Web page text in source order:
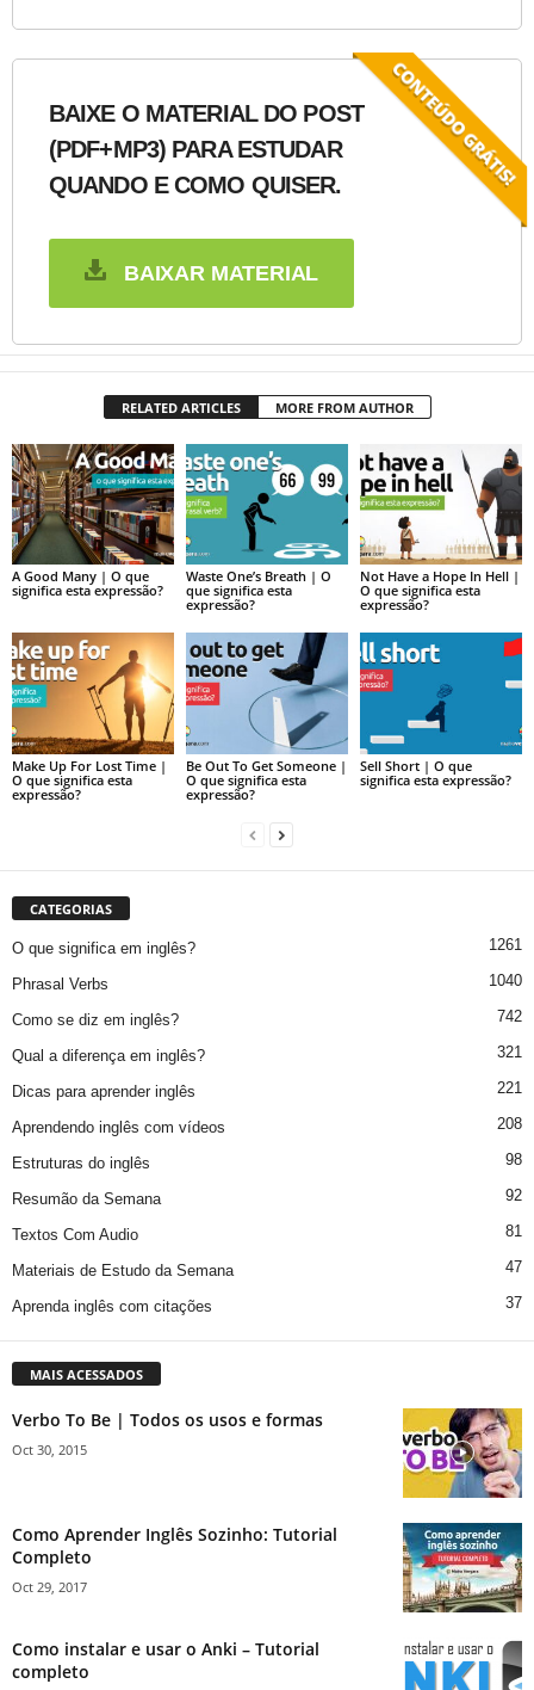
BAIXE O MATERIAL DO POST
(PDF+MP3) PARA ESTUDAR
QUANDO E COMO QUISER.
BAIXAR MATERIAL
RELATED ARTICLES MORE FROM AUTHOR
A Good Many | O que
significa esta expressão?
Waste One’s Breath | O
que significa esta
expressão?
Not Have a Hope In Hell |
O que significa esta
expressão?
Make Up For Lost Time |
O que significa esta
expressão?
Be Out To Get Someone |
O que significa esta
expressão?
Sell Short | O que
significa esta expressão?
CATEGORIAS
O que significa em inglês? 1261
Phrasal Verbs 1040
Como se diz em inglês? 742
Qual a diferença em inglês? 321
Dicas para aprender inglês 221
Aprendendo inglês com vídeos 208
Estruturas do inglês 98
Resumão da Semana 92
Textos Com Audio 81
Materiais de Estudo da Semana 47
Aprenda inglês com citações 37
MAIS ACESSADOS
Verbo To Be | Todos os usos e formas
Oct 30, 2015
Como Aprender Inglês Sozinho: Tutorial
Completo
Oct 29, 2017
Como instalar e usar o Anki – Tutorial
completo